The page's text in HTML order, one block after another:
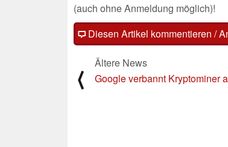
(auch ohne Anmeldung möglich)!
Diesen Artikel kommentieren /
⟨
Ältere News
Google verbannt Kryptominer